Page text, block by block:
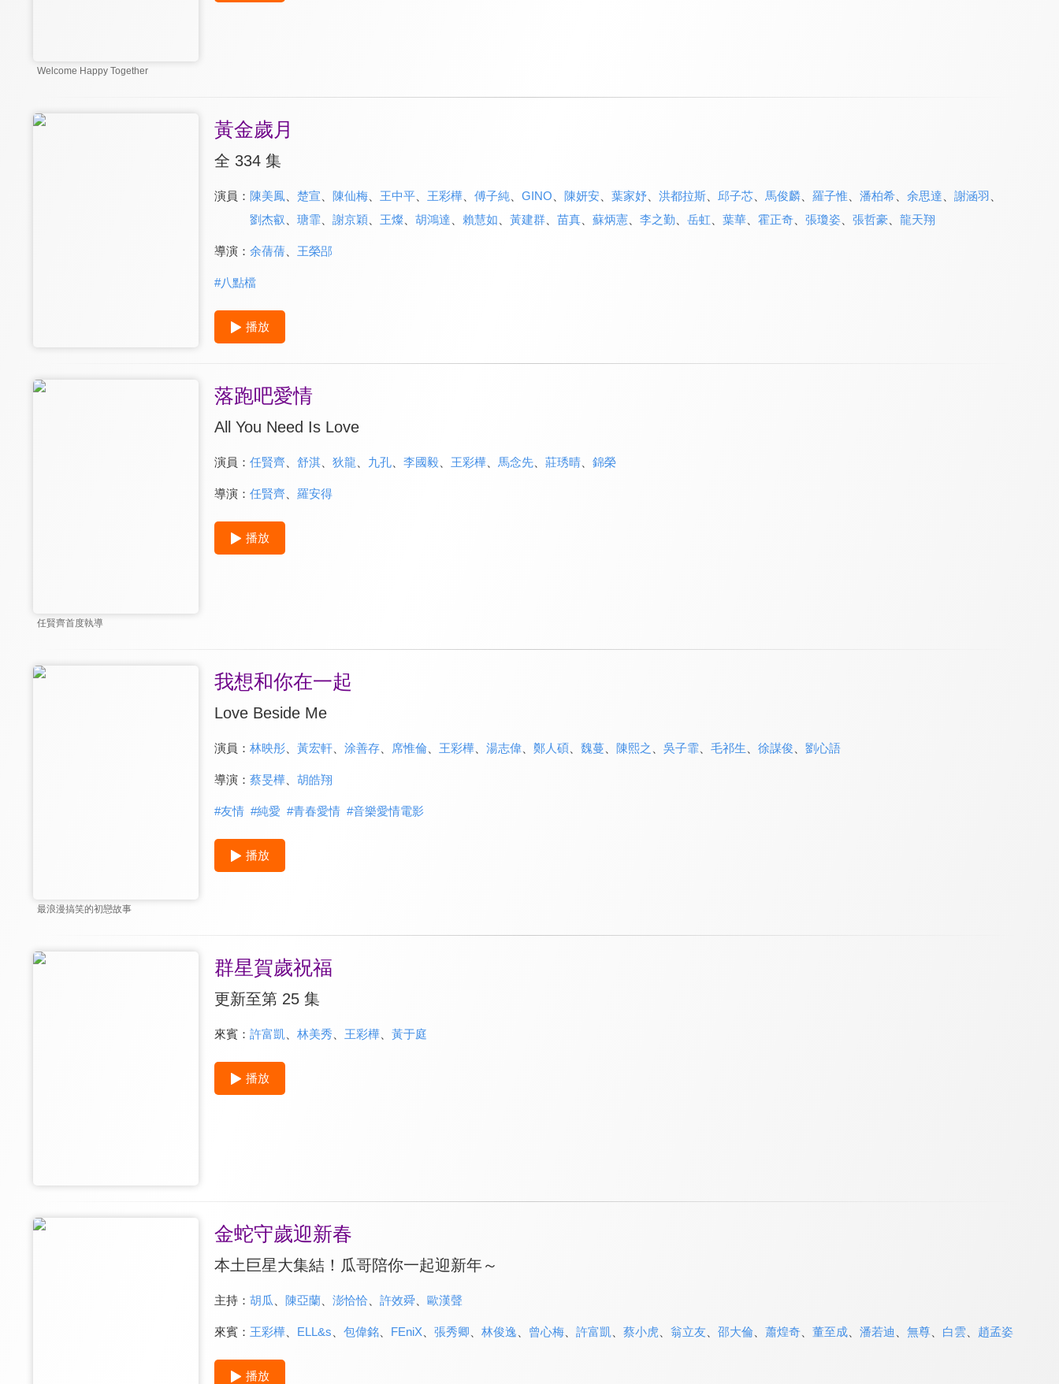
Welcome Happy Together
黃金歲月
全 334 集
演員： 陳美鳳、 楚宣 陳仙梅、 王中平、 王彩樺、 傅子純、 GINO 陳妍安 葉家妤、 洪都拉斯、 邱子芯、 馬俊麟、 羅子惟 潘柏希、 余思達 謝涵羽
劉杰叡
瑭霏 謝京穎 王燦、 胡鴻達 賴慧如 黃建群、 苗真、 蘇炳憲、 李之勤 岳虹 葉華、 霍正奇、 張瓊姿、 張哲豪 龍天翔
導演： 余蒨蒨、 王榮郘
#八點檔
播放
任賢齊首度執導
落跑吧愛情
All You Need Is Love
演員： 任賢齊 舒淇、 狄龍 九孔、 李國毅、 王彩樺、 馬念先、 莊琇晴、 錦榮
導演： 任賢齊 羅安得
播放
最浪漫搞笑的初戀故事
我想和你在一起
Love Beside Me
演員： 林映彤、 黃宏軒、 涂善存、 席惟倫、 王彩樺、 湯志偉、 鄭人碩、 魏蔓、 陳熙之 吳子霏 毛祁生 徐謀俊 劉心語
導演： 蔡旻樺、 胡皓翔
#友情 #純愛 #青春愛情 #音樂愛情電影
播放
群星賀歲祝福
更新至第 25 集
來賓： 許富凱 林美秀 王彩樺、 黃于庭
播放
金蛇守歲迎新春
本土巨星大集結！瓜哥陪你一起迎新年～
主持： 胡瓜 陳亞蘭、 澎恰恰 許效舜、 歐漢聲
來賓： 王彩樺、 ELL&s 包偉銘、 FEniX 張秀卿 林俊逸 曾心梅、 許富凱 蔡小虎、 翁立友 邵大倫、 蕭煌奇、 董至成、 潘若迪 無尊、 白雲 趙孟姿
播放